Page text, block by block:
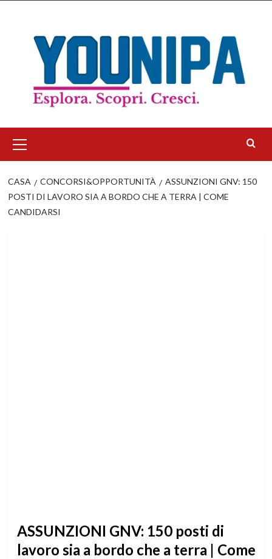
contenuto
principale
CASA CONCORSI&OPPORTUNITÀ
ASSUNZIONI GNV: 150
POSTI DI LAVORO SIA A BORDO CHE A TERRA | COME
CANDIDARSI
ASSUNZIONI GNV: 150 posti di
lavoro sia a bordo che a terra | Come